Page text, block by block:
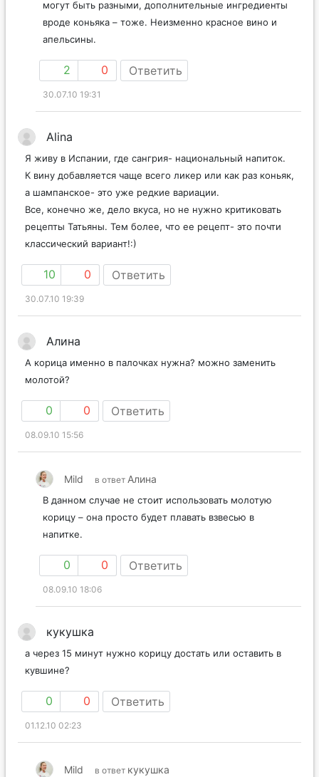
могут быть разными, дополнительные ингредиенты
вроде коньяка – тоже. Неизменно красное вино и
апельсины.
2 0 Ответить
30.07.10 19:31
Alina
Я живу в Испании, где сангрия- национальный напиток.
К вину добавляется чаще всего ликер или как раз коньяк,
а шампанское- это уже редкие вариации.
Все, конечно же, дело вкуса, но не нужно критиковать
рецепты Татьяны. Тем более, что ее рецепт- это почти
классический вариант!:)
10 0 Ответить
30.07.10 19:39
Алина
А корица именно в палочках нужна? можно заменить
молотой?
0 0 Ответить
08.09.10 15:56
Mild в ответ Алина
В данном случае не стоит использовать молотую
корицу – она просто будет плавать взвесью в
напитке.
0 0 Ответить
08.09.10 18:06
кукушка
а через 15 минут нужно корицу достать или оставить в
кувшине?
0 0 Ответить
01.12.10 02:23
Mild в ответ кукушка